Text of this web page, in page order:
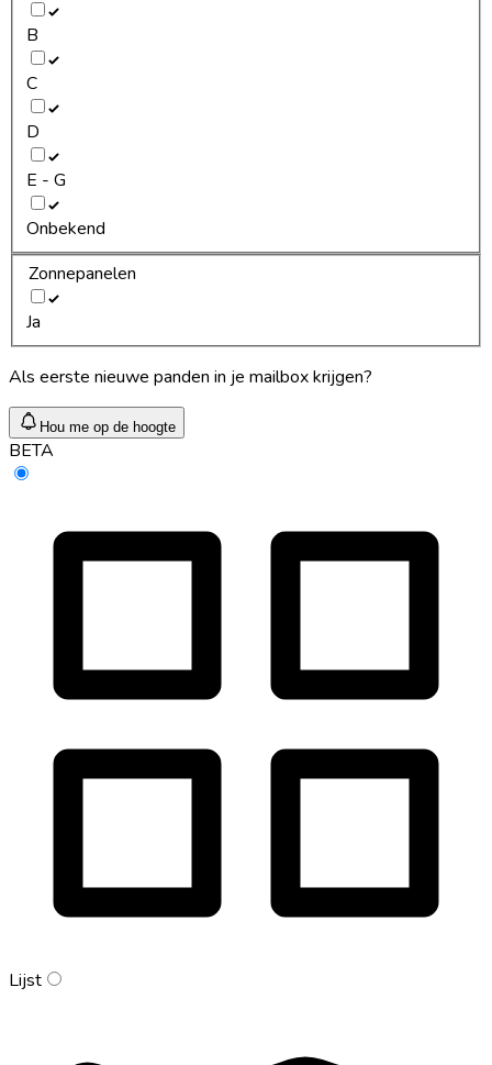
B
C
D
E - G
Onbekend
Zonnepanelen
Ja
Als eerste nieuwe panden in je mailbox krijgen?
Hou me op de hoogte
BETA
Lijst